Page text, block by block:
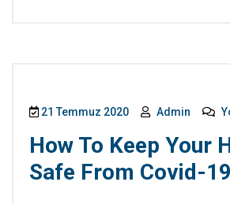
21 Temmuz 2020 Admin
How To Keep Your
Safe From Covid-19